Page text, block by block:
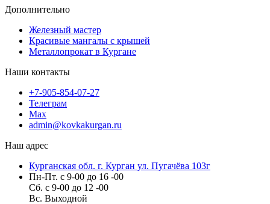
Дополнительно
Железный мастер
Красивые мангалы с крышей
Металлопрокат в Кургане
Наши контакты
+7-905-854-07-27
Телеграм
Max
admin@kovkakurgan.ru
Наш адрес
Курганская обл. г. Курган ул. Пугачёва 103г
Пн-Пт. с 9-00 до 16 -00
Сб. с 9-00 до 12 -00
Вс. Выходной